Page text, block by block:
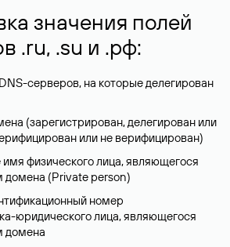
значения полей
.ru, .su и .рф:
серверов, на которые делегирован
(зарегистрирован, делегирован или
или не верифицирован)
имя физического лица, являющегося
домена (Privatе person)
номер
юридического лица, являющегося
домена